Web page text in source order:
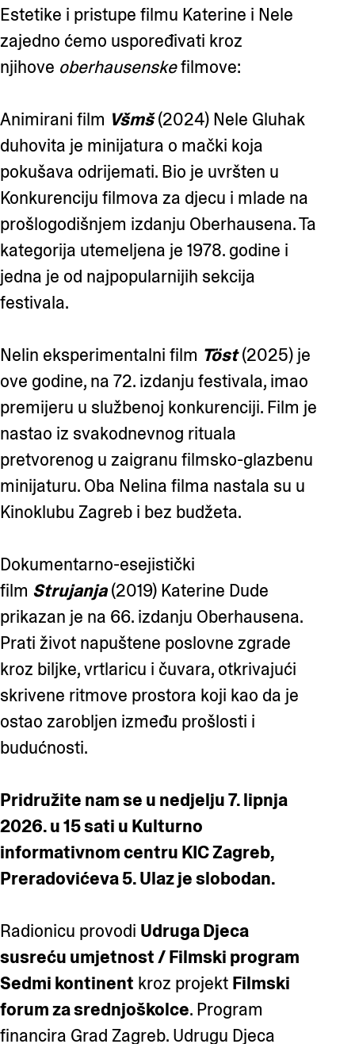
Estetike i pristupe filmu Katerine i Nele
zajedno ćemo uspoređivati kroz
njihove oberhausenskefilmove:
Animirani film Všmš(2024) Nele Gluhak
duhovita je minijatura o mački koja
pokušava odrijemati. Bio je uvršten u
Konkurenciju filmova za djecu i mlade na
prošlogodišnjem izdanju Oberhausena. Ta
kategorija utemeljena je 1978. godine i
jedna je od najpopularnijih sekcija
festivala.
Nelin eksperimentalni film Töst(2025) je
ove godine, na 72. izdanju festivala, imao
premijeru u službenoj konkurenciji. Film je
nastao iz svakodnevnog rituala
pretvorenog u zaigranu filmsko-glazbenu
minijaturu. Oba Nelina filma nastala su u
Kinoklubu Zagreb i bez budžeta.
Dokumentarno-esejistički
film Strujanja(2019) Katerine Dude
prikazan je na 66. izdanju Oberhausena.
Prati život napuštene poslovne zgrade
kroz biljke, vrtlaricu i čuvara, otkrivajući
skrivene ritmove prostora koji kao da je
ostao zarobljen između prošlosti i
budućnosti.
Pridružite nam se u nedjelju 7. lipnja
2026. u 15 sati u Kulturno
informativnom centru KIC Zagreb,
Preradovićeva 5. Ulaz je slobodan.
Radionicu provodi Udruga Djeca
susreću umjetnost / Filmski program
Sedmi kontinent kroz projekt Filmski
forum za srednjoškolce. Program
financira Grad Zagreb. Udrugu Djeca